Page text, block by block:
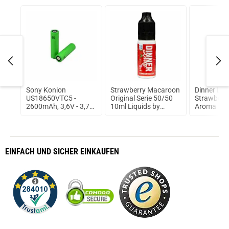
prev
verifizierter Onlinekauf.
Super Artikel habe gleich noch eine 2.gekauft
????????????
Sony Konion
US18650VTC5 -
2600mAh, 3,6V - 3,7V
Strawberry Macaroon
Original Serie 50/50
10ml Liquids by
Dinner
Aroma
EINFACH UND SICHER EINKAUFEN